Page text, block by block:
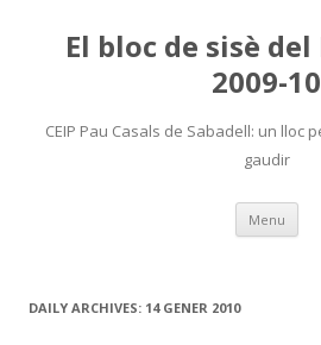
El bloc de sisè del
2009-10
CEIP Pau Casals de Sabadell: un lloc
gaudir
Menu Skip
DAILY ARCHIVES: 14 GENER 2010